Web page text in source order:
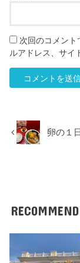
次回のコメン
ルアドレス、サイ
卵の１
RECOMMEND